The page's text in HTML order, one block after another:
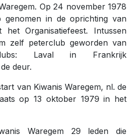
Op 24 november 1978
genomen in de oprichting van
het Organisatiefeest. Intussen
zelf peterclub geworden van
Laval in Frankrijk
deur.
van Kiwanis Waregem, nl. de
op 13 oktober 1979 in het
Waregem 29 leden die